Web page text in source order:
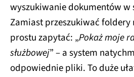
wyszukiwanie dokumentów w
Zamiast przeszukiwać foldery
prostu zapytać: „Pokaż moje
służbowej” – a system
odpowiednie pliki. To duże